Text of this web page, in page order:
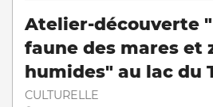
Atelier-découverte
faune des mares et
humides" au lac du
CULTURELLE